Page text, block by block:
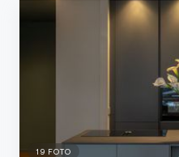
19 FOTO